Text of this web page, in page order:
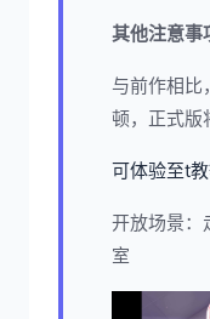
其他注意事
与前作相比
顿，正式版
可体验至t
开放场景：
室